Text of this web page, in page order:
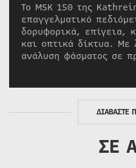
Το MSK 150 της
επαγγελματικό
δορυφορικά, επίγεια,
και οπτικά δίκτυα. Με
ανάλυση φάσματος σε
ΔΙΑΒΑΣΤΕ
ΣΕ